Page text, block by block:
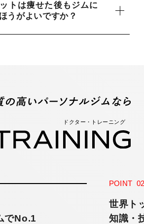
トは痩せた後もジムに
うがよいですか？
でNo.1
POINT
世界ト
知識・